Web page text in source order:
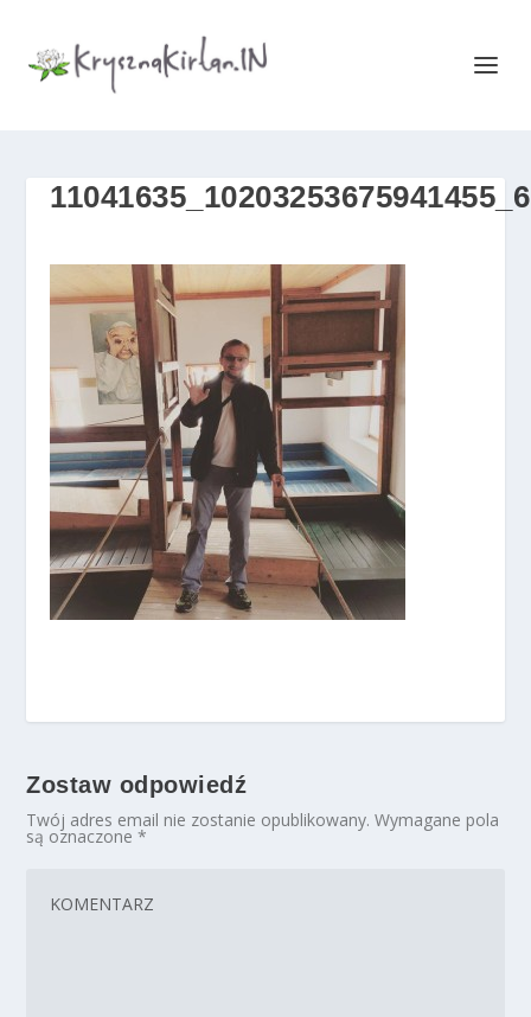
Zostaw odpowiedź
Twój adres email nie zostanie opublikowany. Wymagane pola
są oznaczone*